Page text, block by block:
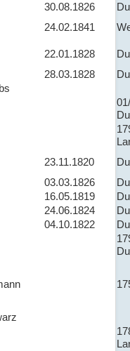
30.08.1826
24.02.1841
22.01.1828
28.03.1828
23.11.1820
03.03.1826
16.05.1819
24.06.1824
04.10.1822